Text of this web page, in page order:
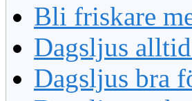
Bli friskare
Dagsljus
Dagsljus bra